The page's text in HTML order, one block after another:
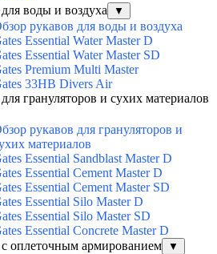
воды и воздуха
▼
рукавов для воды и воздуха
Essential Water Master D
Essential Water Master SD
Premium Multi Master
33HB Divers Air
грануляторов и сухих материалов
рукавов для грануляторов и
материалов
Essential Sandblast Master D
Essential Cement Master D
Essential Cement Master SD
Essential Silo Master D
Essential Silo Master SD
Essential Concrete Master D
с оплеточным армированием
▼